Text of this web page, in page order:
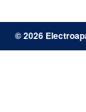
©2026